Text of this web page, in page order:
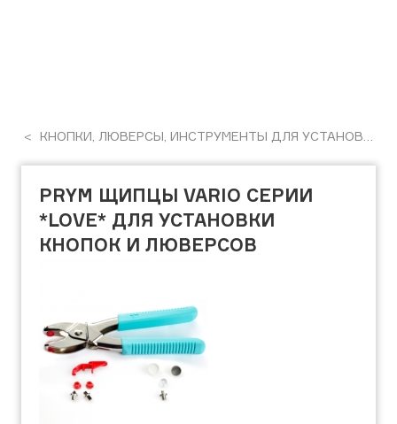
КНОПКИ, ЛЮВЕРСЫ, ИНСТРУМЕНТЫ ДЛЯ УСТАНОВКИ
PRYM ЩИПЦЫ VARIO СЕРИИ
*LOVE* ДЛЯ УСТАНОВКИ
КНОПОК И ЛЮВЕРСОВ